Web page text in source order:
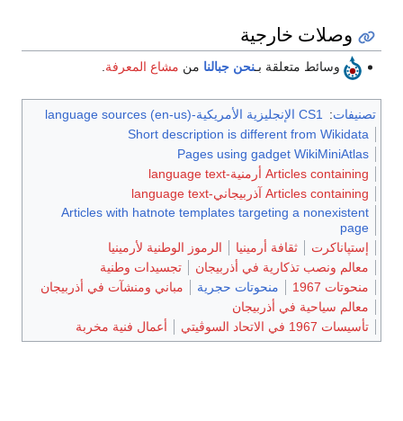
وصلات خارجية
وسائط متعلقة بـنحن جبالنا من مشاع المعرفة.
تصنيفات: CS1 الإنجليزية الأمريكية-language sources (en-us)
Short description is different from Wikidata
Pages using gadget WikiMiniAtlas
Articles containing أرمنية-language text
Articles containing آذربيجاني-language text
Articles with hatnote templates targeting a nonexistent
page
إستپاناكرت
ثقافة أرمينيا
الرموز الوطنية لأرمينيا
معالم ونصب تذكارية في أذربيجان
تجسيدات وطنية
منحوتات 1967
منحوتات حجرية
مباني ومنشآت في أذربيجان
معالم سياحية في أذربيجان
تأسيسات 1967 في الاتحاد السوڤيتي
أعمال فنية مخربة